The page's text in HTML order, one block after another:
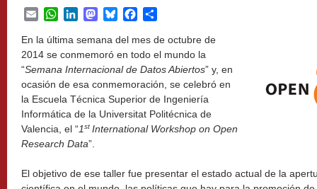
EmailWhatsApp
LinkedInMastodon
BlueskyFacebook
En la última semana del mes de octubre de
2014 se conmemoró en todo el mundo la
“Semana Internacional de Datos Abiertos” y, en
ocasión de esa conmemoración, se celebró en
la Escuela Técnica Superior de Ingeniería
Informática de la Universitat Politécnica de
Valencia, el “1st International Workshop on Open
Research Data”.
El objetivo de ese taller fue presentar el estado actual de la